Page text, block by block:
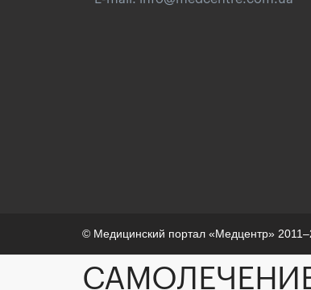
© Медицинский портал «Медцентр»